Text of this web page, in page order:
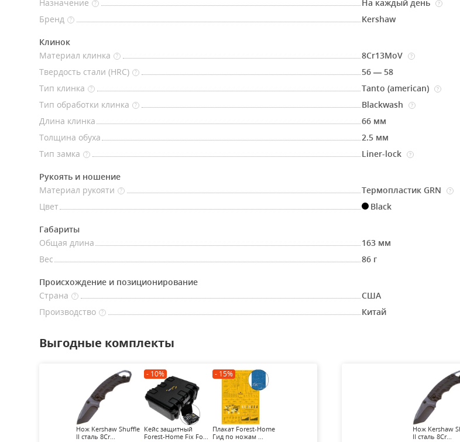
Назначение ? На каждый день ?
Бренд ? Kershaw
Клинок
Материал клинка
? 8Cr13MoV ?
Твердость стали (HRC) ?
56 — 58
Тип клинка
? Tanto (american) ?
Тип обработки клинка ? Blackwash ?
Длина клинка
66 мм
Толщина обуха
2.5 мм
Тип замка
? Liner-lock ?
Рукоять и ношение
Материал рукояти
? Термопластик GRN ?
Цвет Black
Габариты
Общая длина
163 мм
Вес
86 г
Происхождение и позиционирование
Страна
?
США
Производство
? Китай
Выгодные комплекты
Нож Kershaw Shuffle
II cталь 8Cr...
- 10%
Кейс защитный
Forest-Home Fix Fo...
- 15%
Плакат Forest-Home
Гид по ножам ...
Нож Kershaw
II cталь 8Cr...